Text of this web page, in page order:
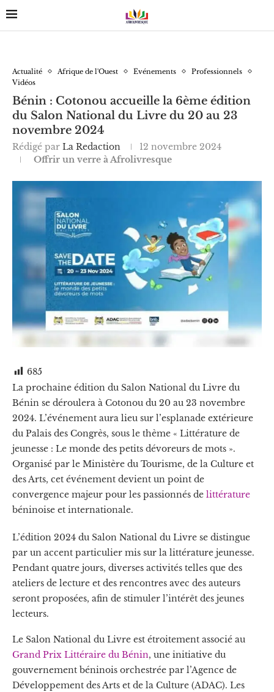
Actualité Afrique de l'Ouest Événements
Professionnels
Vidéos
Bénin : Cotonou accueille la 6ème édition
du Salon National du Livre du 20 au 23
novembre 2024
Rédigé par La Redaction
12 novembre 2024
Offrir un verre à Afrolivresque
685
La prochaine édition du Salon National du Livre du
Bénin se déroulera à Cotonou du 20 au 23 novembre
2024. L’événement aura lieu sur l’esplanade extérieure
du Palais des Congrès, sous le thème « Littérature de
jeunesse : Le monde des petits dévoreurs de mots ».
Organisé par le Ministère du Tourisme, de la Culture et
des Arts, cet événement devient un point de
convergence majeur pour les passionnés de littérature
béninoise et internationale.
L’édition 2024 du Salon National du Livre se distingue
par un accent particulier mis sur la littérature jeunesse.
Pendant quatre jours, diverses activités telles que des
ateliers de lecture et des rencontres avec des auteurs
seront proposées, afin de stimuler l’intérêt des jeunes
lecteurs.
Le Salon National du Livre est étroitement associé au
Grand Prix Littéraire du Bénin, une initiative du
gouvernement béninois orchestrée par l’Agence de
Développement des Arts et de la Culture (ADAC). Les